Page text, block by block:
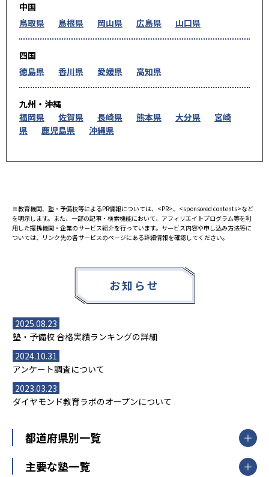
中国
鳥取県
島根県 岡山県 広島県 山口県
四国
徳島県
香川県 愛媛県 高知県
九州・沖縄
福岡県
佐賀県 長崎県 熊本県 大分県
宮崎
県
鹿児島県 沖縄県
※教育機関、塾・予備校等によるPR情報については、<PR>、<sponsored contents>など
を明示します。また、一部の記事・検索機能において、アフィリエイトプログラム等を利
用した提携機関・企業のサービス紹介を行っています。サービス内容や申し込み方法等に
ついては、リンク先の各サービスのページにある詳細情報を確認してください。
お知らせ
2025.08.23
塾・予備校 合格実績ランキングの詳細
2024.10.31
アンケート調査について
2023.03.23
ダイヤモンド教育ラボのオープンについて
都道府県別一覧
北海道・東北
主要な塾一覧